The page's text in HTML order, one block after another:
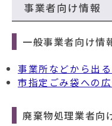
本
文
事業者向け情報
一般事業者向け情
事業所などから出
市指定ごみ袋への
廃棄物処理業者向